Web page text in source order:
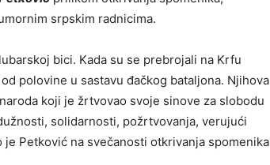
srpskim radnicima.
bici. Kada su se prebrojali na Krfu
polovine u sastavu đačkog bataljona. Njihova
koji je žrtvovao svoje sinove za slobodu
solidarnosti, požrtvovanja, verujući
Petković na svečanosti otkrivanja spomenika